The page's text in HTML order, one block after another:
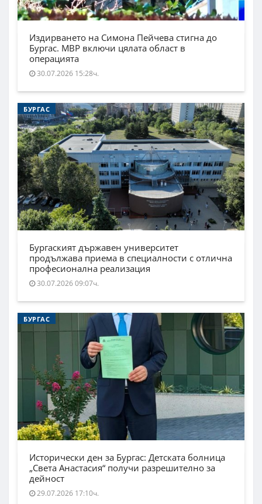
Издирването на Симона Пейчева стигна до
Бургас. МВР включи цялата област в
операцията
30.07.2026 15:28ч.
БУРГАС
Бургаският държавен университет
продължава приема в специалности с отлична
професионална реализация
30.07.2026 09:07ч.
БУРГАС
Исторически ден за Бургас: Детската болница
„Света Анастасия“ получи разрешително за
дейност
29.07.2026 17:10ч.